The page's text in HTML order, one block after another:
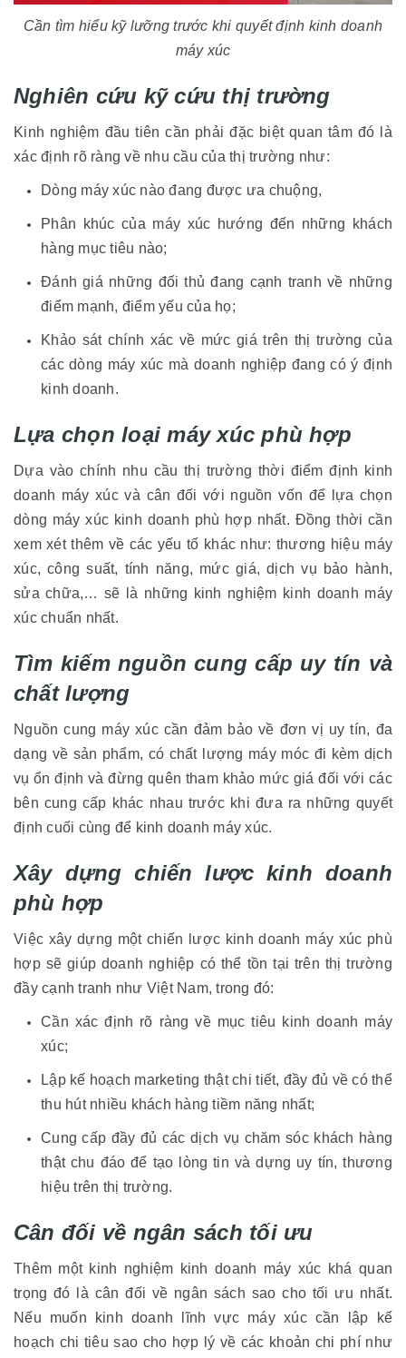
Cần tìm hiểu kỹ lưỡng trước khi quyết định kinh doanh
máy xúc
Nghiên cứu kỹ cứu thị trường
Kinh nghiệm đầu tiên cần phải đặc biệt quan tâm đó là
xác định rõ ràng về nhu cầu của thị trường như:
Dòng máy xúc nào đang được ưa chuộng,
Phân khúc của máy xúc hướng đến những khách
hàng mục tiêu nào;
Đánh giá những đối thủ đang cạnh tranh về những
điểm mạnh, điểm yếu của họ;
Khảo sát chính xác về mức giá trên thị trường của
các dòng máy xúc mà doanh nghiệp đang có ý định
kinh doanh.
Lựa chọn loại máy xúc phù hợp
Dựa vào chính nhu cầu thị trường thời điểm định kinh
doanh máy xúc và cân đối với nguồn vốn để lựa chọn
dòng máy xúc kinh doanh phù hợp nhất. Đồng thời cần
xem xét thêm về các yếu tố khác như: thương hiệu máy
xúc, công suất, tính năng, mức giá, dịch vụ bảo hành,
sửa chữa,… sẽ là những kinh nghiệm kinh doanh máy
xúc chuẩn nhất.
Tìm kiếm nguồn cung cấp uy tín và
chất lượng
Nguồn cung máy xúc cần đảm bảo về đơn vị uy tín, đa
dạng về sản phẩm, có chất lượng máy móc đi kèm dịch
vụ ổn định và đừng quên tham khảo mức giá đối với các
bên cung cấp khác nhau trước khi đưa ra những quyết
định cuối cùng để kinh doanh máy xúc.
Xây dựng chiến lược kinh doanh
phù hợp
Việc xây dựng một chiến lược kinh doanh máy xúc phù
hợp sẽ giúp doanh nghiệp có thể tồn tại trên thị trường
đầy cạnh tranh như Việt Nam, trong đó:
Cần xác định rõ ràng về mục tiêu kinh doanh máy
xúc;
Lập kế hoạch marketing thật chi tiết, đầy đủ về có thể
thu hút nhiều khách hàng tiềm năng nhất;
Cung cấp đầy đủ các dịch vụ chăm sóc khách hàng
thật chu đáo để tạo lòng tin và dựng uy tín, thương
hiệu trên thị trường.
Cân đối về ngân sách tối ưu
Thêm một kinh nghiệm kinh doanh máy xúc khá quan
trọng đó là cân đối về ngân sách sao cho tối ưu nhất.
Nếu muốn kinh doanh lĩnh vực máy xúc cần lập kế
hoạch chi tiêu sao cho hợp lý về các khoản chi phí như